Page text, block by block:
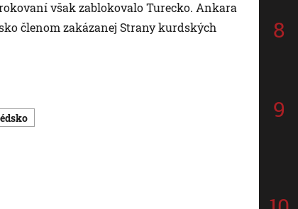
však zablokovalo Turecko. Ankara
členom zakázanej Strany kurdských